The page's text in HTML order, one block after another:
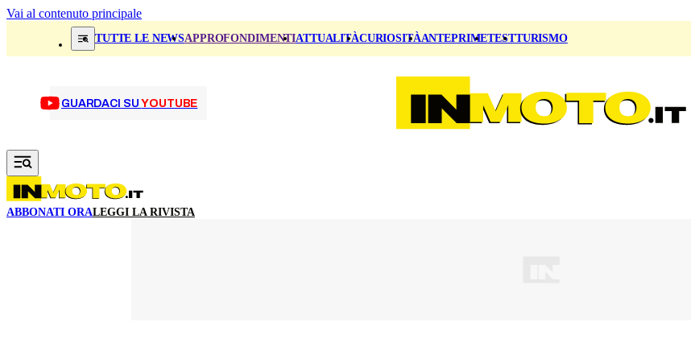
Vai al contenuto principale
TUTTE LE NEWSAPPROFONDIMENTIATTUALITÀCURIOSITÀANTEPRIMETESTTURISMO
GUARDACI SUYOUTUBE
ABBONATI ORALEGGI LA RIVISTA